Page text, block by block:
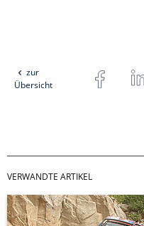
zur
Übersicht
VERWANDTE ARTIKEL